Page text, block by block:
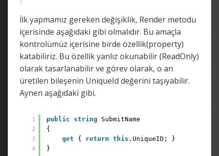
İlk yapmamız gereken değişiklik, Render metodu
içerisinde aşağıdaki gibi olmalıdır. Bu amaçla
kontrolümüz içerisine birde özellik(property)
katabiliriz. Bu özellik yanlız okunabilir (ReadOnly)
olarak tasarlanabilir ve görev olarak, o an
üretilen bileşenin UniqueId değerini taşıyabilir.
Aynen aşağıdaki gibi.
1
2
3
4
public string
SubmitName
{
get
{ return this .UniqueID; }
}